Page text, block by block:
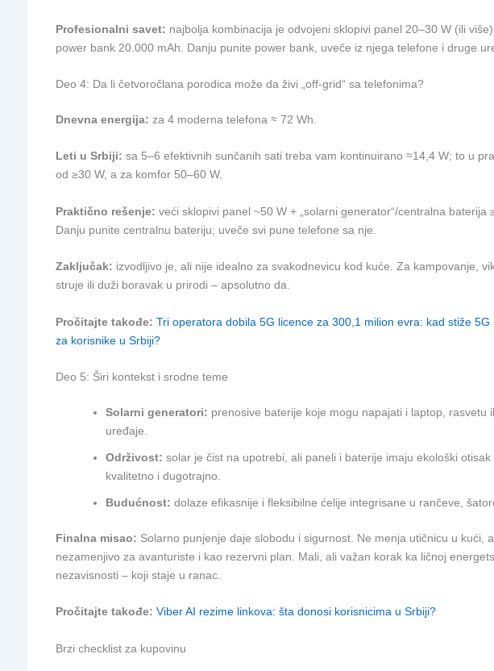
Profesionalni savet: najbolja kombinacija je odvojeni sklopivi panel 20–30 W (ili
power bank 20.000 mAh. Danju punite power bank, uveče iz njega telefone i druge
Deo 4: Da li četvoročlana porodica može da živi „off-grid“ sa telefonima?
Dnevna energija: za 4 moderna telefona ≈ 72 Wh.
Leti u Srbiji: sa 5–6 efektivnih sunčanih sati treba vam kontinuirano ≈14,4 W; to u
od ≥30 W, a za komfor 50–60 W.
Praktično rešenje: veći sklopivi panel ~50 W + „solarni generator“/centralna baterija
Danju punite centralnu bateriju; uveče svi pune telefone sa nje.
Zaključak: izvodljivo je, ali nije idealno za svakodnevicu kod kuće. Za kampovanje,
struje ili duži boravak u prirodi – apsolutno da.
Pročitajte takođe: Tri operatora dobila 5G licence za 300,1 milion evra: kad stiže 5G
za korisnike u Srbiji?
Deo 5: Širi kontekst i srodne teme
Solarni generatori: prenosive baterije koje mogu napajati i laptop, rasvetu
uređaje.
Održivost: solar je čist na upotrebi, ali paneli i baterije imaju ekološki otisak
kvalitetno i dugotrajno.
Budućnost: dolaze efikasnije i fleksibilne ćelije integrisane u rančeve,
Finalna misao: Solarno punjenje daje slobodu i sigurnost. Ne menja utičnicu u kući,
nezamenjivo za avanturiste i kao rezervni plan. Mali, ali važan korak ka ličnoj
nezavisnosti – koji staje u ranac.
Pročitajte takođe: Viber AI rezime linkova: šta donosi korisnicima u Srbiji?
Brzi checklist za kupovinu